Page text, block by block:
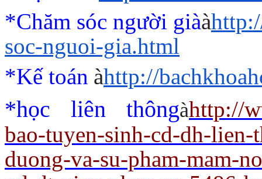
*Chăm sóc người giàà
soc-nguoi-gia.html
*Kế toán àhttp://
*học liên thôngàhttp://
bao-tuyen-sinh-cd-dh-
duong-va-su-pham-mam-